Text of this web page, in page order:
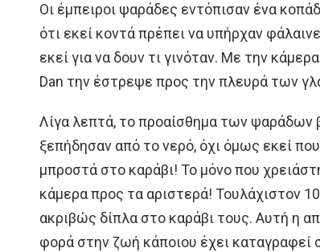
Οι έμπειροι ψαράδες εντόπισαν ένα
ότι εκεί κοντά πρέπει να υπήρχαν
εκεί για να δουν τι γινόταν. Με την
Dan την έστρεψε προς την πλευρά των
Λίγα λεπτά, το προαίσθημα των ψαράδων
ξεπήδησαν από το νερό, όχι όμως εκεί
μπροστά στο καράβι! Το μόνο που
κάμερα προς τα αριστερά! Τουλάχιστον
ακριβώς δίπλα στο καράβι τους. Αυτή η
φορά στην ζωή κάποιου έχει καταγραφεί